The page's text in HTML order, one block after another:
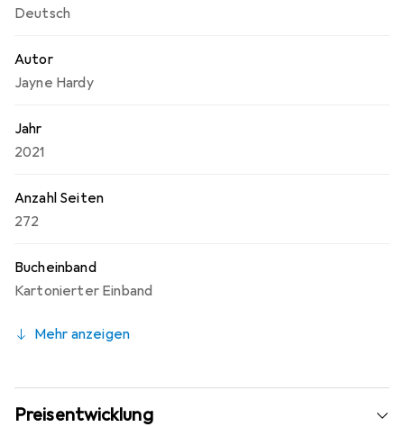
Deutsch
Autor
Jayne Hardy
Jahr
2021
Anzahl Seiten
272
Bucheinband
Kartonierter Einband
Mehr anzeigen
Preisentwicklung